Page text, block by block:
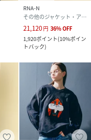
RNA-N
その他のジャケット・アウター
21,120円 36%OFF
1,920ポイント(10%ポイン
トバック)